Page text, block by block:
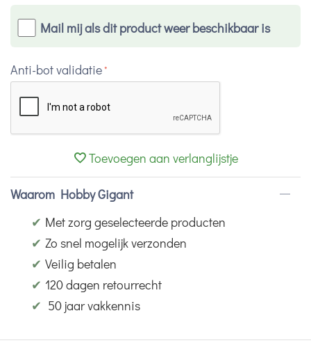
Mail mij als dit product weer beschikbaar is
Anti-bot validatie
Toevoegen aan verlanglijstje
Waarom Hobby Gigant
✔ Met zorg geselecteerde producten
✔ Zo snel mogelijk verzonden
✔ Veilig betalen
✔ 120 dagen retourrecht
✔ 50 jaar vakkennis